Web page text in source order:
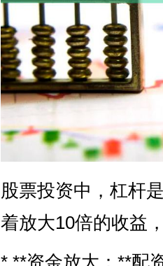
股票投资中，杠杆
着放大10倍的收益